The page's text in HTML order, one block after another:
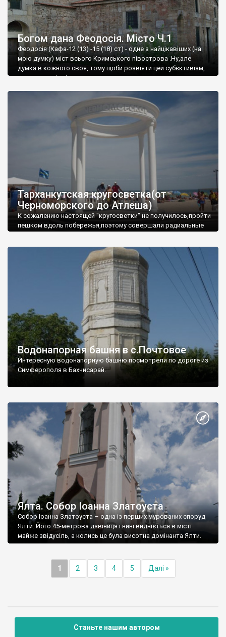
Богом дана Феодосія. Місто Ч.1
Феодосія (Кафа-12 (13) -15 (18) ст) - одне з найцікавіших (на
мою думку) міст всього Кримського півострова .Ну,але
думка в кожного своя, тому щоби розвіяти цей субєктивізм,
запрошую відвідати це
Тарханкутская кругосветка(от
Черноморского до Атлеша)
К сожалению настоящей "кругосветки" не получилось,пройти
пешком вдоль побережья,поэтому совершали радиальные
Водонапорная башня в с.Почтовое
Интересную водонапорную башню посмотрели по дороге из
Симферополя в Бахчисарай.
Ялта. Собор Іоанна Златоуста
Собор Іоанна Златоуста – одна із перших мурованих споруд
Ялти. Його 45-метрова дзвіниця і нині видніється в місті
майже звідусіль, а колись це була висотна домінанта Ялти.
1 2 3 4 5 Далі »
Станьте нашим автором